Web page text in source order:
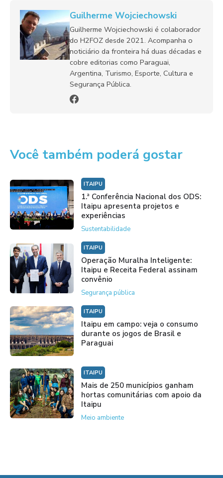
Guilherme Wojciechowski
Guilherme Wojciechowski é colaborador
do H2FOZ desde 2021. Acompanha o
noticiário da fronteira há duas décadas e
cobre editorias como Paraguai,
Argentina, Turismo, Esporte, Cultura e
Segurança Pública.
Você também poderá gostar
ITAIPU
1.ª Conferência Nacional dos ODS:
Itaipu apresenta projetos e
experiências
Sustentabilidade
ITAIPU
Operação Muralha Inteligente:
Itaipu e Receita Federal assinam
convênio
Segurança pública
ITAIPU
Itaipu em campo: veja o consumo
durante os jogos de Brasil e
Paraguai
ITAIPU
Mais de 250 municípios ganham
hortas comunitárias com apoio da
Itaipu
Meio ambiente